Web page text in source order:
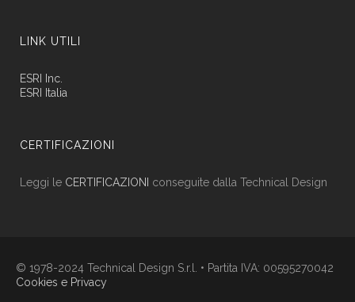
LINK UTILI
ESRI Inc.
ESRI Italia
CERTIFICAZIONI
Leggi le CERTIFICAZIONI conseguite dalla Technical Design
© 1978-2024 Technical Design S.r.l. • Partita IVA: 00595270042
Cookies e Privacy